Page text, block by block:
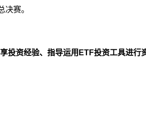
赛。
投资经验、指导运用ETF投资工具进行